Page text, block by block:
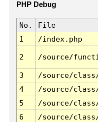
PHP Debug
No. File
1
/index.php
2 /source/
3 /source/
4
/source/
5
/source/
6
/source/